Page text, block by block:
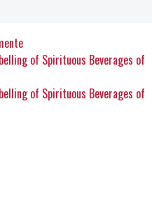
of Spirituous Beverages of
of Spirituous Beverages of